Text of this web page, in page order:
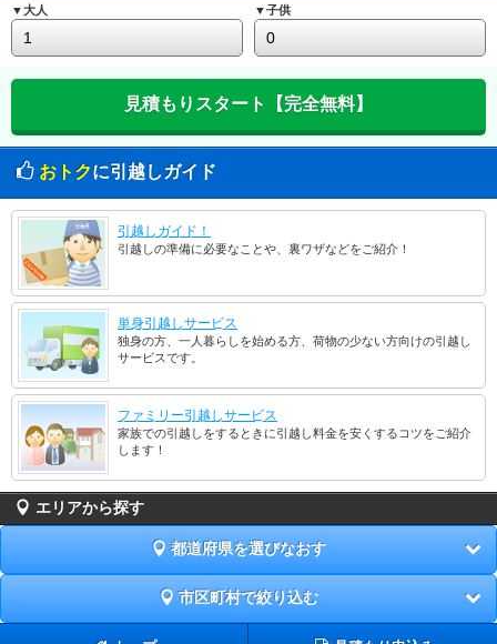
▼大人 ▼子供
おトクに引越しガイド
引越しガイド！
引越しの準備に必要なことや、裏ワザなどをご紹介！
単身引越しサービス
独身の方、一人暮らしを始める方、荷物の少ない方向けの引越し
サービスです。
ファミリー引越しサービス
家族での引越しをするときに引越し料金を安くするコツをご紹介
します！
エリアから探す
都道府県を選びなおす
市区町村で絞り込む